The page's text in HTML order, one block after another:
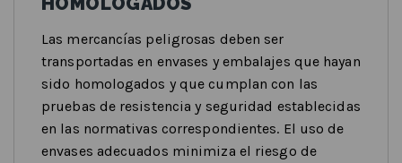
Las mercancías peligrosas deben ser
transportadas en envases y embalajes que hayan
sido homologados y que cumplan con las
pruebas de resistencia y seguridad establecidas
en las normativas correspondientes. El uso de
envases adecuados minimiza el riesgo de